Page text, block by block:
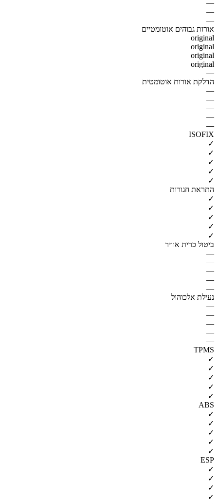
—
—
—
אורות גבוהים אוטומטיים
original
original
original
original
—
הדלקת אורות אוטומטית
—
—
—
—
—
ISOFIX
✓
✓
✓
✓
✓
התראת חגורות
✓
✓
✓
✓
✓
ביטול כרית אוויר
—
—
—
—
—
נעילת אלכוהול
—
—
—
—
—
TPMS
✓
✓
✓
✓
✓
ABS
✓
✓
✓
✓
✓
ESP
✓
✓
✓
✓